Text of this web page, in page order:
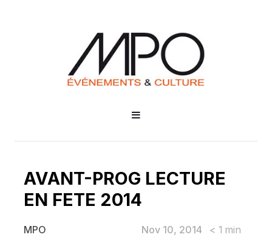
AVANT-PROG LECTURE
EN FETE 2014
MPO Nov 10, 2014 < 1 min